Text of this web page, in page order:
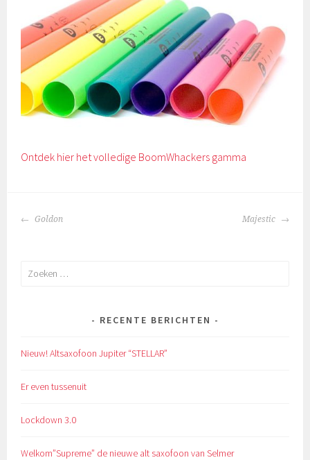
Ontdek hier het volledige BoomWhackers gamma
BERICHTNAVIGATIE
Goldon Majestic
Zoeken
RECENTE BERICHTEN
Nieuw! Altsaxofoon Jupiter “STELLAR”
Er even tussenuit
Lockdown 3.0
Welkom”Supreme” de nieuwe alt saxofoon van Selmer